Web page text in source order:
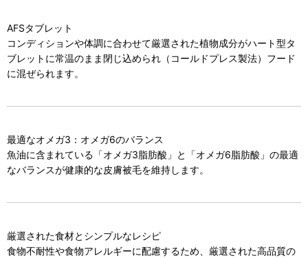
AFSタブレット
コンディションや体調に合わせて厳選された植物成分がハート型タ
ブレットに常温のまま閉じ込められ（コールドプレス製法）フード
に混ぜられます。
最適なオメガ3：オメガ6のバランス
魚油に含まれている「オメガ3脂肪酸」と「オメガ6脂肪酸」の最適
なバランスが健康的な皮膚被毛を維持します。
厳選された食材とシンプルなレシピ
食物不耐性や食物アレルギーに配慮するため、厳選された高品質の